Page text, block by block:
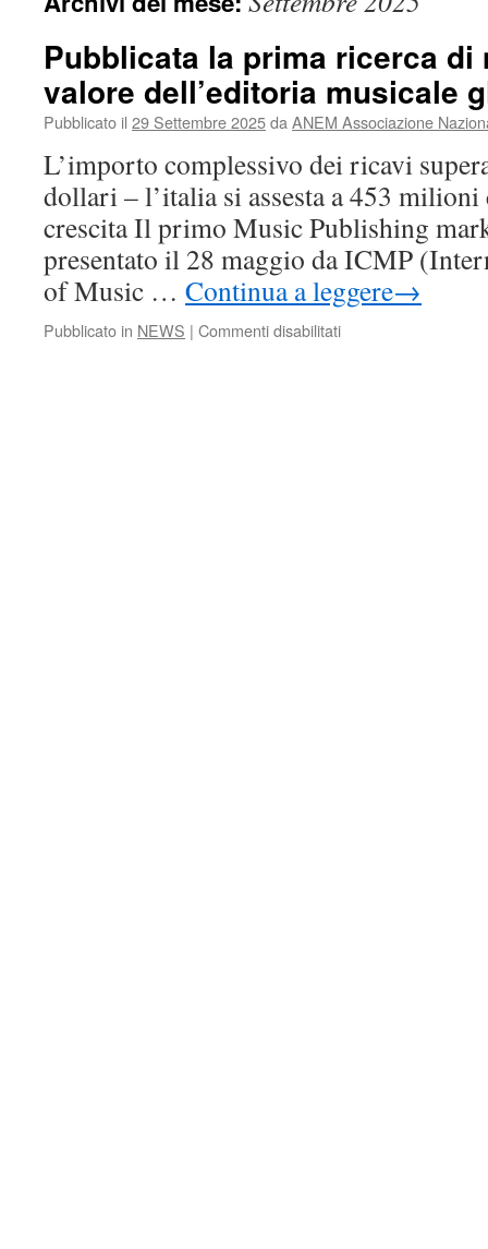
Pubblicata la prima ricerca di
valore dell’editoria musicale
Pubblicato il 29 Settembre 2025da ANEM Associazione
L’importo complessivo dei ricavi
dollari – l’italia si assesta a 453
crescita Il primo Music Publishing
presentato il 28 maggio da ICMP
of Music … Continua a leggere→
Pubblicato in NEWS | Commenti disabilitatisu